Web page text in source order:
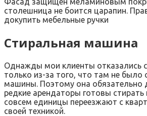
столешница не боится царапин.
докупить мебельные ручки
Стиральная машина
Однажды мои клиенты отказались
только из-за того, что там не было
машины. Поэтому она
редкие арендаторы готовы стирать
совсем единицы переезжают с
своей техникой.